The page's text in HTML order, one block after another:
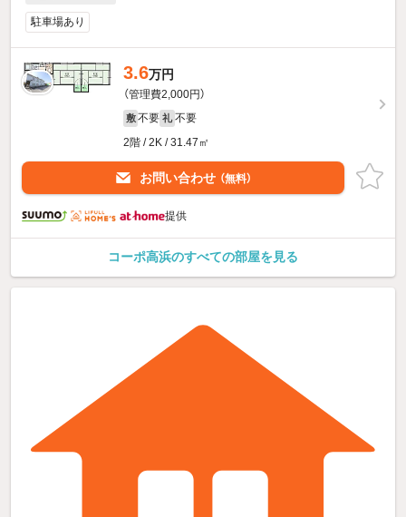
駐車場あり
3.6万円
（管理費2,000円）
敷 不要 礼 不要
2階 / 2K / 31.47㎡
お問い合わせ （無料）
提供
コーポ高浜のすべての部屋を見る